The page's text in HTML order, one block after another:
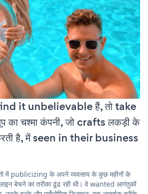
find it unbelievable हैं, तो take
चश्मा कंपनी, जो crafts लकड़ी के
करती है, में seen in their business
में publicizing के अपने व्यवसाय के कुछ महीनों के
बेचने का तरीका ढूंढ रही थी। वे wanted आगंतुकों